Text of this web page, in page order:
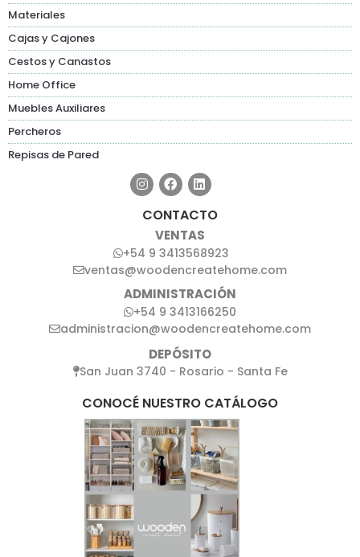
Materiales
Cajas y Cajones
Cestos y Canastos
Home Office
Muebles Auxiliares
Percheros
Repisas de Pared
CONTACTO
VENTAS
+54 9 3413568923
ventas@woodencreatehome.com
ADMINISTRACIÓN
+54 9 3413166250
administracion@woodencreatehome.com
DEPÓSITO
San Juan 3740 - Rosario - Santa Fe
CONOCÉ NUESTRO CATÁLOGO